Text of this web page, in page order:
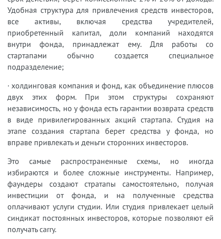
Удобная структура для привлечения средств инвесторов,
все активы, включая средства учредителей,
приобретенный капитал, доли компаний находятся
внутри фонда, принадлежат ему. Для работы со
стартапами обычно создается специальное
подразделение;
· холдинговая компания и фонд, как объединение плюсов
двух этих форм. При этом структуры сохраняют
независимость, но у фонда есть гарантии возврата средств
в виде привилегированных акций стартапа. Студия на
этапе создания стартапа берет средства у фонда, но
вправе привлекать и деньги сторонних инвесторов.
Это самые распространенные схемы, но иногда
избираются и более сложные инструменты. Например,
фаундеры создают стратапы самостоятельно, получая
инвестиции от фонда, и на полученные средства
оплачивают услуги студии. Или студия привлекает целый
синдикат постоянных инвесторов, которые позволяют ей
получать carry.